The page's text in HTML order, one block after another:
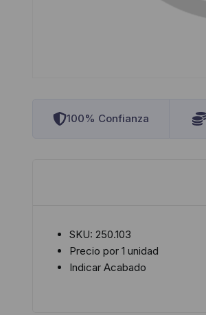
100% Confianza
SKU: 250.103
Precio por 1 unidad
Indicar Acabado